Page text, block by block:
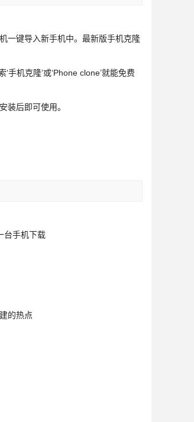
一键导入新手机中。最新版手机克隆
机克隆’或‘Phone clone’就能免费
装后即可使用。
台手机下载
建的热点